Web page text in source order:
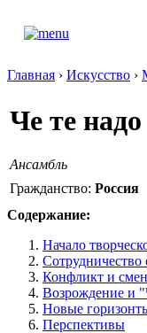
Главная › Искусство ›
Че те надо
Ансамбль
Гражданство: Россия
Содержание:
Начало
Конфликт и
Возрождение и
Новые
Перспективы